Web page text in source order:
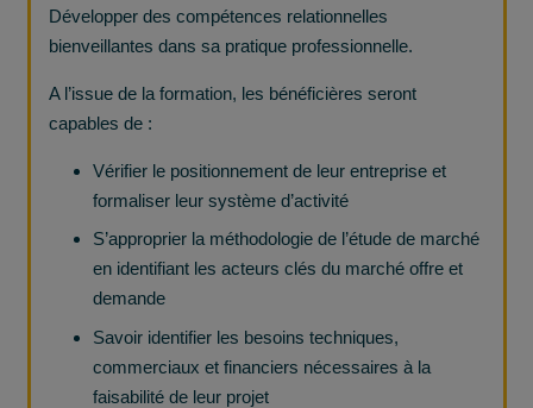
Développer des compétences relationnelles
bienveillantes dans sa pratique professionnelle.
A l’issue de la formation, les bénéficières seront
capables de :
Vérifier le positionnement de leur entreprise et
formaliser leur système d’activité
S’approprier la méthodologie de l’étude de marché
en identifiant les acteurs clés du marché offre et
demande
Savoir identifier les besoins techniques,
commerciaux et financiers nécessaires à la
faisabilité de leur projet